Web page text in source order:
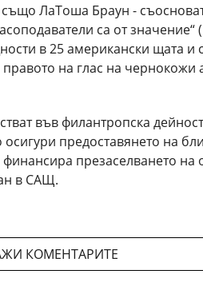
ЛаТоша Браун -
са от значение“
в 25 американски щата и
на глас на чернокожи
във филантропска
предоставянето на
презаселването на
в САЩ.
КОМЕНТАРИТЕ